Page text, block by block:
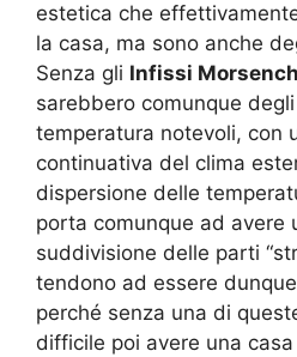
estetica che
la casa, ma sono anche
Senza gli Infissi
sarebbero comunque
temperatura notevoli, con
continuativa del clima
dispersione delle
porta comunque ad avere
suddivisione delle parti
tendono ad essere
perché senza una di
difficile poi avere una